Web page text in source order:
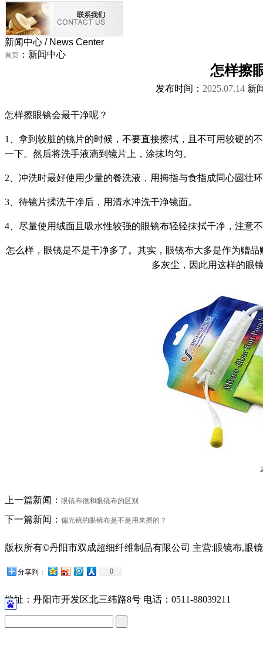
新闻中心 / News Center
首页 ：新闻中心
怎样擦
发布时间： 2025.07.14 新
怎样擦眼镜会最干净呢？
1、拿到较脏的镜片的时候，不要直接擦拭，且不可用较硬的
一下。然后将洗手液滴到镜片上，涂抹均匀。
2、冲洗时最好使用少量的餐洗液，用拇指与食指成同心圆壮
3、待镜片揉洗干净后，用清水冲洗干净镜面。
4、尽量使用绒面且吸水性较强的眼镜布轻轻抹拭干净，注意
怎么样，眼镜是不是干净多了。其实，眼镜布大多是作为赠
多灰尘，因此用这样的眼
上一篇新闻： 眼镜布很和眼镜布的区别
下一篇新闻： 偏光镜的眼镜布是不是用来擦的？
版权所有©丹阳市双成超细纤维制品有限公司 主营:眼镜布,眼
分享到： 0
地址：丹阳市开发区北三纬路8号 电话：0511-88039211